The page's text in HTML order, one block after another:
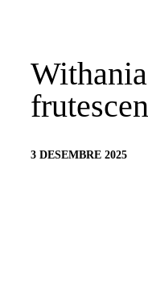
Withania
3 DESEMBRE 2025